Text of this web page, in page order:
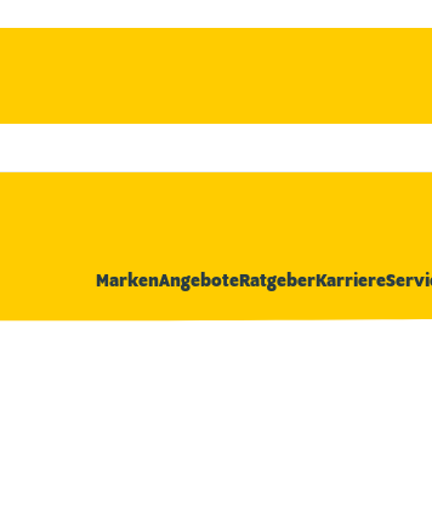
MarkenAngeboteRatgeberKarriere